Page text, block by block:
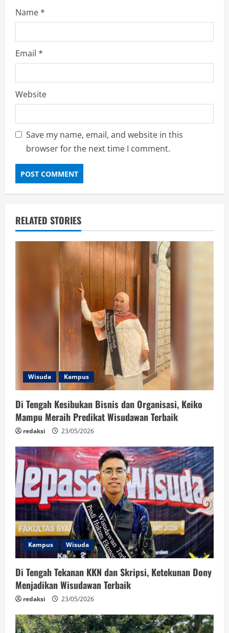
Name*
Email *
Website
Save my name, email, and website in this
browser for the next time I comment.
RELATED STORIES
Wisuda Kampus
Di Tengah Kesibukan Bisnis dan Organisasi, Keiko
Mampu Meraih Predikat Wisudawan Terbaik
redaksi 23/05/2026
Kampus Wisuda
Di Tengah Tekanan KKN dan Skripsi, Ketekunan Dony
Menjadikan Wisudawan Terbaik
redaksi 23/05/2026